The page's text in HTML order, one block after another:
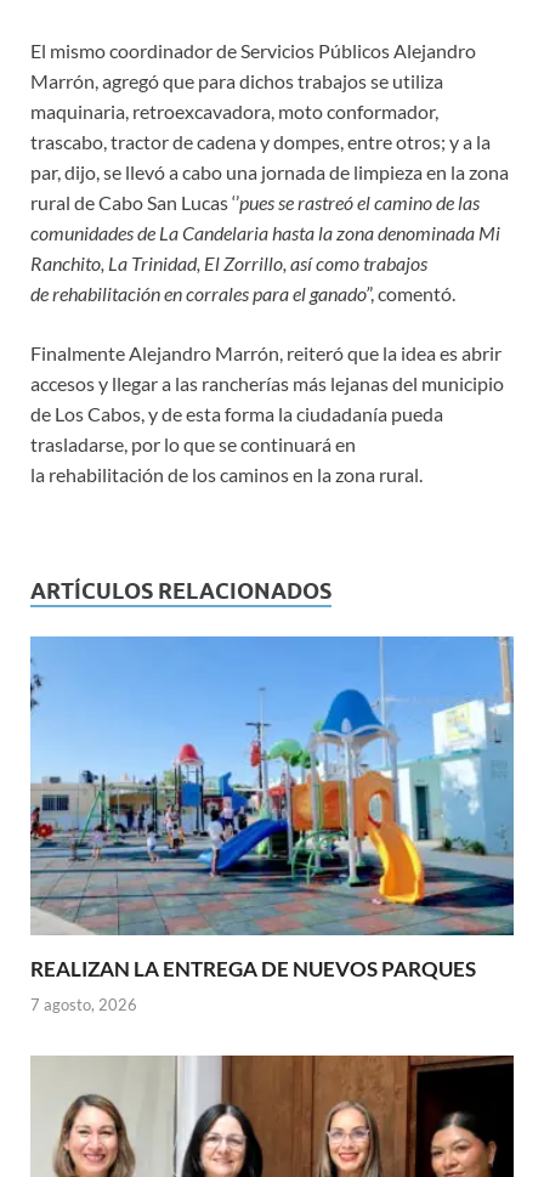
El mismo coordinador de Servicios Públicos Alejandro
Marrón, agregó que para dichos trabajos se utiliza
maquinaria, retroexcavadora, moto conformador,
trascabo, tractor de cadena y dompes, entre otros; y a la
par, dijo, se llevó a cabo una jornada de limpieza en la zona
rural de Cabo San Lucas ‘’pues se rastreó el camino de las
comunidades de La Candelaria hasta la zona denominada Mi
Ranchito, La Trinidad, El Zorrillo, así como trabajos
de rehabilitación en corrales para el ganado’’, comentó.
Finalmente Alejandro Marrón, reiteró que la idea es abrir
accesos y llegar a las rancherías más lejanas del municipio
de Los Cabos, y de esta forma la ciudadanía pueda
trasladarse, por lo que se continuará en
la rehabilitación de los caminos en la zona rural.
ARTÍCULOS RELACIONADOS
REALIZAN LA ENTREGA DE NUEVOS PARQUES
7 agosto, 2026